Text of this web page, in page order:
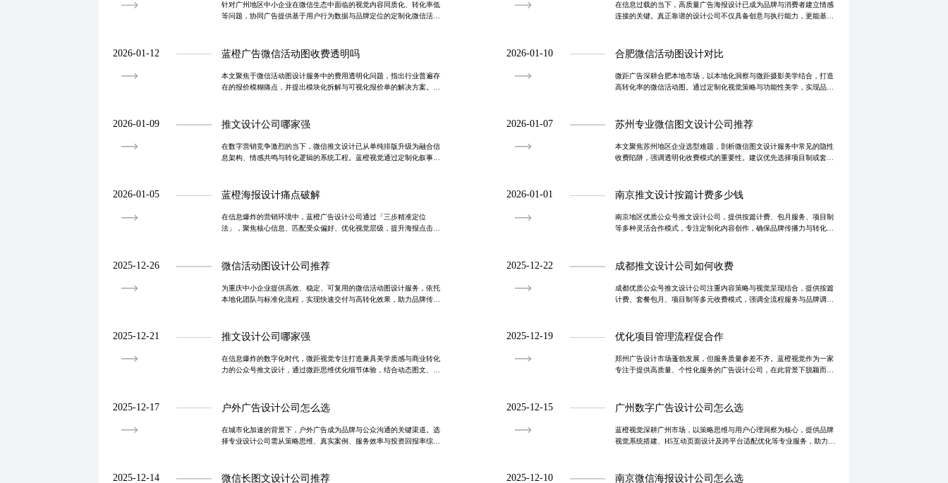
针对广州地区中小企业在微信生态中面临的视觉内容同质化、转化率低
等问题，协同广告提供基于用户行为数据与品牌定位的定制化微信活动
在信息过载的当下，高质量广告海报设计已成为品牌与消费者建立情感
连接的关键。真正靠谱的设计公司不仅具备创意与执行能力，更能基于
2026-01-12 蓝橙广告微信活动图收费透明吗
本文聚焦于微信活动图设计服务中的费用透明化问题，指出行业普遍存
在的报价模糊痛点，并提出模块化拆解与可视化报价单的解决方案。蓝
2026-01-10 合肥微信活动图设计对比
微距广告深耕合肥本地市场，以本地化洞察与微距摄影美学结合，打造
高转化率的微信活动图。通过定制化视觉策略与功能性美学，实现品牌
2026-01-09 推文设计公司哪家强
在数字营销竞争激烈的当下，微信推文设计已从单纯排版升级为融合信
息架构、情感共鸣与转化逻辑的系统工程。蓝橙视觉通过定制化叙事结
2026-01-07 苏州专业微信图文设计公司推荐
本文聚焦苏州地区企业选型难题，剖析微信图文设计服务中常见的隐性
收费陷阱，强调透明化收费模式的重要性。建议优先选择项目制或套餐
2026-01-05 蓝橙海报设计痛点破解
在信息爆炸的营销环境中，蓝橙广告设计公司通过「三步精准定位
法」，聚焦核心信息、匹配受众偏好、优化视觉层级，提升海报点击率
2026-01-01 南京推文设计按篇计费多少钱
南京地区优质公众号推文设计公司，提供按篇计费、包月服务、项目制
等多种灵活合作模式，专注定制化内容创作，确保品牌传播力与转化效
2025-12-26 微信活动图设计公司推荐
为重庆中小企业提供高效、稳定、可复用的微信活动图设计服务，依托
本地化团队与标准化流程，实现快速交付与高转化效果，助力品牌传播
2025-12-22 成都推文设计公司如何收费
成都优质公众号推文设计公司注重内容策略与视觉呈现结合，提供按篇
计费、套餐包月、项目制等多元收费模式，强调全流程服务与品牌调性
2025-12-21 推文设计公司哪家强
在信息爆炸的数字化时代，微距视觉专注打造兼具美学质感与商业转化
力的公众号推文设计，通过微距思维优化细节体验，结合动态图文、数
2025-12-19 优化项目管理流程促合作
郑州广告设计市场蓬勃发展，但服务质量参差不齐。蓝橙视觉作为一家
专注于提供高质量、个性化服务的广告设计公司，在此背景下脱颖而
2025-12-17 户外广告设计公司怎么选
在城市化加速的背景下，户外广告成为品牌与公众沟通的关键渠道。选
择专业设计公司需从策略思维、真实案例、服务效率与投资回报率综合
2025-12-15 广州数字广告设计公司怎么选
蓝橙视觉深耕广州市场，以策略思维与用户心理洞察为核心，提供品牌
视觉系统搭建、H5互动页面设计及跨平台适配优化等专业服务，助力企
2025-12-14 微信长图文设计公司推荐 2025-12-10 南京微信海报设计公司怎么选